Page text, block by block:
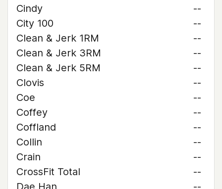
Cindy
--
City 100
--
Clean & Jerk 1RM
--
Clean & Jerk 3RM
--
Clean & Jerk 5RM
--
Clovis
--
Coe
--
Coffey
--
Coffland
--
Collin
--
Crain
--
CrossFit Total
--
Dae Han
--